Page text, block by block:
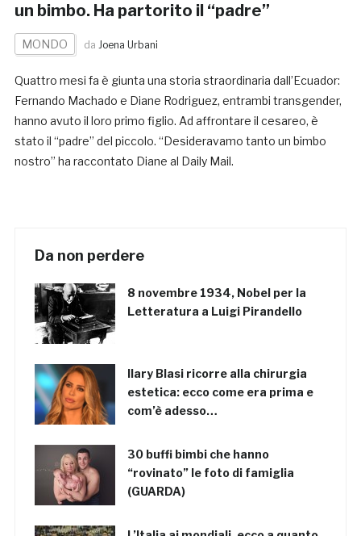
un bimbo. Ha partorito il “padre”
MONDO da Joena Urbani
Quattro mesi fa è giunta una storia straordinaria dall’Ecuador:
Fernando Machado e Diane Rodriguez, entrambi transgender,
hanno avuto il loro primo figlio. Ad affrontare il cesareo, è
stato il “padre” del piccolo. “Desideravamo tanto un bimbo
nostro” ha raccontato Diane al Daily Mail.
Da non perdere
8 novembre 1934, Nobel per la
Letteratura a Luigi Pirandello
Ilary Blasi ricorre alla chirurgia
estetica: ecco come era prima e
com’è adesso…
30 buffi bimbi che hanno
“rovinato” le foto di famiglia
(GUARDA)